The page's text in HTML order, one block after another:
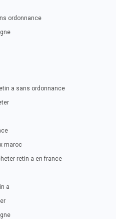
ordonnance
a sans ordonnance
maroc
retin a en france
a